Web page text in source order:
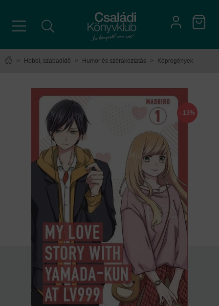
> Hobbi, szabadidő > Humor és szórakoztatás > Képregények
- 13%